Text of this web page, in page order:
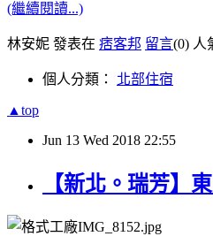
(繼續閱讀...)
林安妮 發表在 痞客邦 留言(0) 人
個人分類： 北部住宿
▲top
Jun 13 Wed 2018 22:55
【新北。瑞芳】